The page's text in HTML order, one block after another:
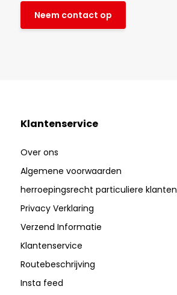
Neem contact op
Klantenservice
Over ons
Algemene voorwaarden
herroepingsrecht particuliere klanten
Privacy Verklaring
Verzend Informatie
Klantenservice
Routebeschrijving
Insta feed